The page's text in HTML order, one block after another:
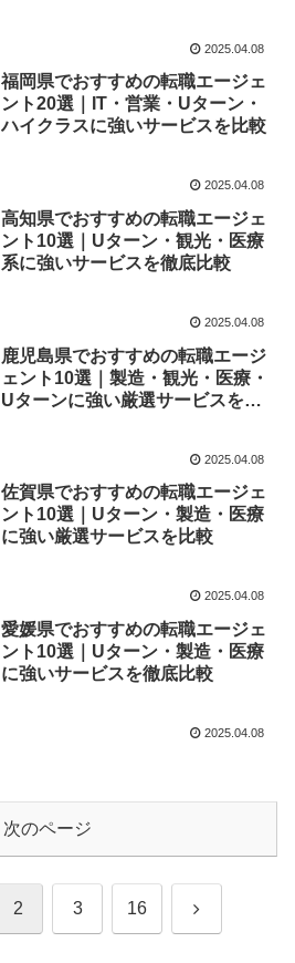
2025.04.08
福岡県でおすすめの転職エージェ
ント20選｜IT・営業・Uターン・
ハイクラスに強いサービスを比較
2025.04.08
高知県でおすすめの転職エージェ
ント10選｜Uターン・観光・医療
系に強いサービスを徹底比較
2025.04.08
鹿児島県でおすすめの転職エージ
ェント10選｜製造・観光・医療・
Uターンに強い厳選サービスを徹
2025.04.08
佐賀県でおすすめの転職エージェ
ント10選｜Uターン・製造・医療
に強い厳選サービスを比較
2025.04.08
愛媛県でおすすめの転職エージェ
ント10選｜Uターン・製造・医療
に強いサービスを徹底比較
2025.04.08
次のページ
2 3 16 次